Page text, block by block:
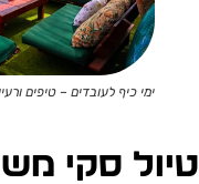
ימי כיף לעובדים – טיפים
סקי